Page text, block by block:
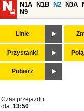
N1A
N1B N2 N3A
N9
Linie
Przystanki
Pobierz
Czas przejazdu
dla: 13:50